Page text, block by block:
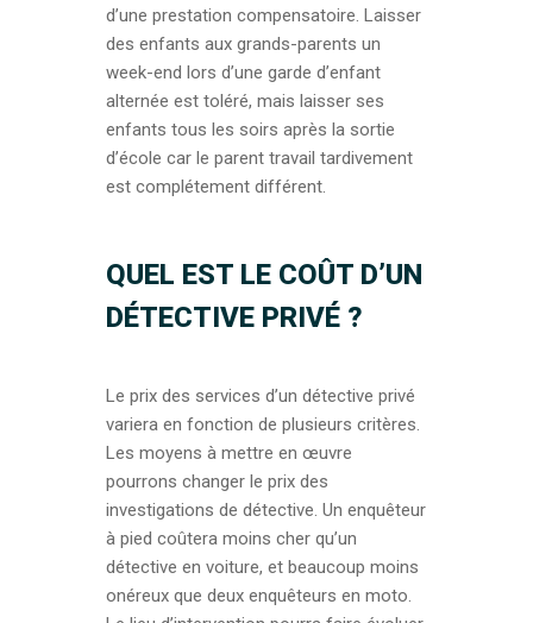
d’une prestation compensatoire. Laisser
des enfants aux grands-parents un
week-end lors d’une garde d’enfant
alternée est toléré, mais laisser ses
enfants tous les soirs après la sortie
d’école car le parent travail tardivement
est complétement différent.
QUEL EST LE COÛT D’UN
DÉTECTIVE PRIVÉ ?
Le prix des services d’un détective privé
variera en fonction de plusieurs critères.
Les moyens à mettre en œuvre
pourrons changer le prix des
investigations de détective. Un enquêteur
à pied coûtera moins cher qu’un
détective en voiture, et beaucoup moins
onéreux que deux enquêteurs en moto.